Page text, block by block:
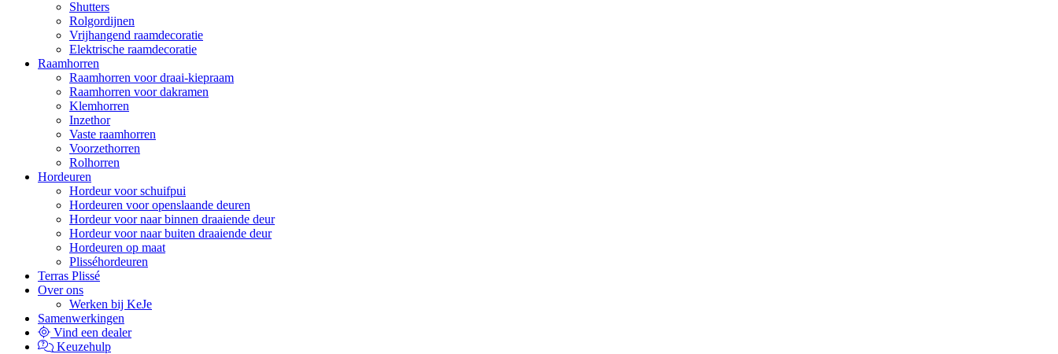
Shutters
Rolgordijnen
Vrijhangend raamdecoratie
Elektrische raamdecoratie
Raamhorren
Raamhorren voor draai-kiepraam
Raamhorren voor dakramen
Klemhorren
Inzethor
Vaste raamhorren
Voorzethorren
Rolhorren
Hordeuren
Hordeur voor schuifpui
Hordeuren voor openslaande deuren
Hordeur voor naar binnen draaiende deur
Hordeur voor naar buiten draaiende deur
Hordeuren op maat
Plisséhordeuren
Terras Plissé
Over ons
Werken bij KeJe
Samenwerkingen
Vind een dealer
Keuzehulp